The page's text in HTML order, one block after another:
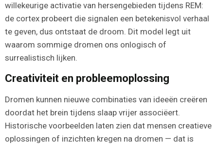
willekeurige activatie van hersengebieden tijdens REM:
de cortex probeert die signalen een betekenisvol verhaal
te geven, dus ontstaat de droom. Dit model legt uit
waarom sommige dromen ons onlogisch of
surrealistisch lijken.
Creativiteit en probleemoplossing
Dromen kunnen nieuwe combinaties van ideeën creëren
doordat het brein tijdens slaap vrijer associëert.
Historische voorbeelden laten zien dat mensen creatieve
oplossingen of inzichten kregen na dromen — dat is